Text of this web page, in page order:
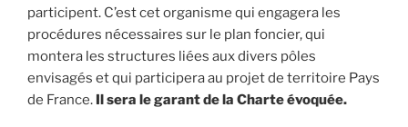
participent. C’est cet organisme qui engagera les
procédures nécessaires sur le plan foncier, qui
montera les structures liées aux divers pôles
envisagés et qui participera au projet de territoire Pays
de France. Il sera le garant de la Charte évoquée.